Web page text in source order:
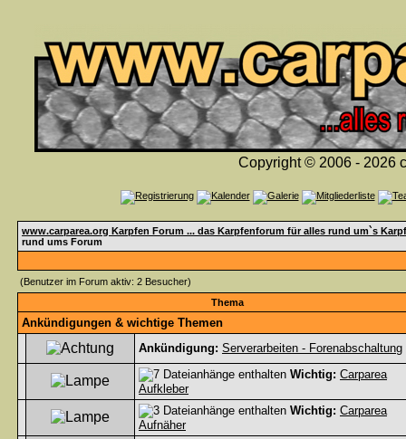
Copyright © 2006 - 2026
www.carparea.org Karpfen Forum ... das Karpfenforum für alles rund um`s
rund ums Forum
(Benutzer im Forum aktiv: 2 Besucher)
Thema
Ankündigungen & wichtige Themen
Ankündigung: Serverarbeiten - Forenabschaltung
Wichtig: Carparea
Aufkleber
Wichtig: Carparea
Aufnäher